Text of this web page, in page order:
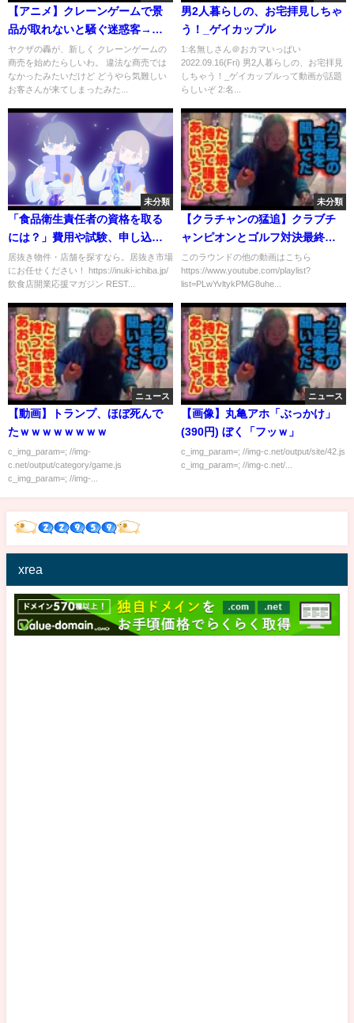
【アニメ】クレーンゲームで景
品が取れないと騒ぐ迷惑客→景
品をとった人にクレクレした末
路…【漫画/マンガ動画】
ヤクザの轟が、新しく クレーンゲームの
商売を始めたらしいわ。 違法な商売では
なかったみたいだけど どうやら気難しい
お客さんが来てしまったみた...
男2人暮らしの、お宅拝見しちゃ
う！_ゲイカップル
1:名無しさん＠おカマいっぱい
2022.09.16(Fri) 男2人暮らしの、お宅拝見
しちゃう！_ゲイカップルって動画が話題
らしいぞ 2:名...
未分類
「食品衛生責任者の資格を取る
には？」費用や試験、申し込み
方法について解説します。居抜
き物件・店舗なら「居抜き市
場」
居抜き物件・店舗を探すなら。居抜き市場
にお任せください！ https://inuki-ichiba.jp/
飲食店開業応援マガジン REST...
未分類
【クラチャンの猛追】クラブチ
ャンピオンとゴルフ対決最終章
【はるぴょん】
このラウンドの他の動画はこちら
https://www.youtube.com/playlist?
list=PLwYvltykPMG8uhe...
ニュース
【動画】トランプ、ほぼ死んで
たｗｗｗｗｗｗｗｗ
c_img_param=; //img-
c.net/output/category/game.js
c_img_param=; //img-...
ニュース
【画像】丸亀アホ「ぶっかけ」
(390円) ぼく「フッｗ」
c_img_param=; //img-c.net/output/site/42.js
c_img_param=; //img-c.net/...
xrea